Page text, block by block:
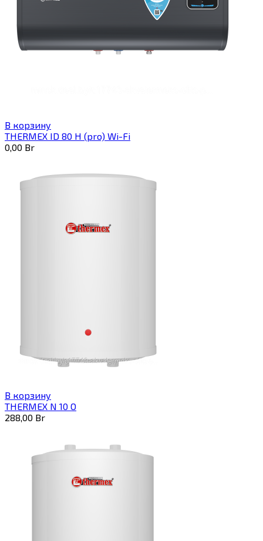
В корзину
THERMEX ID 80 H (pro) Wi-Fi
0,00 Br
В корзину
THERMEX N 10 O
288,00 Br